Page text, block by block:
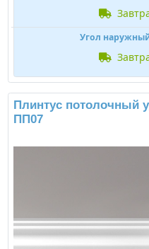
Угол
Плинтус потолочный
ПП07